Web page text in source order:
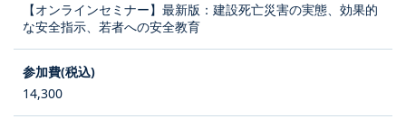
【オンラインセミナー】最新版：建設死亡災害の実態、効果的
な安全指示、若者への安全教育
14,300